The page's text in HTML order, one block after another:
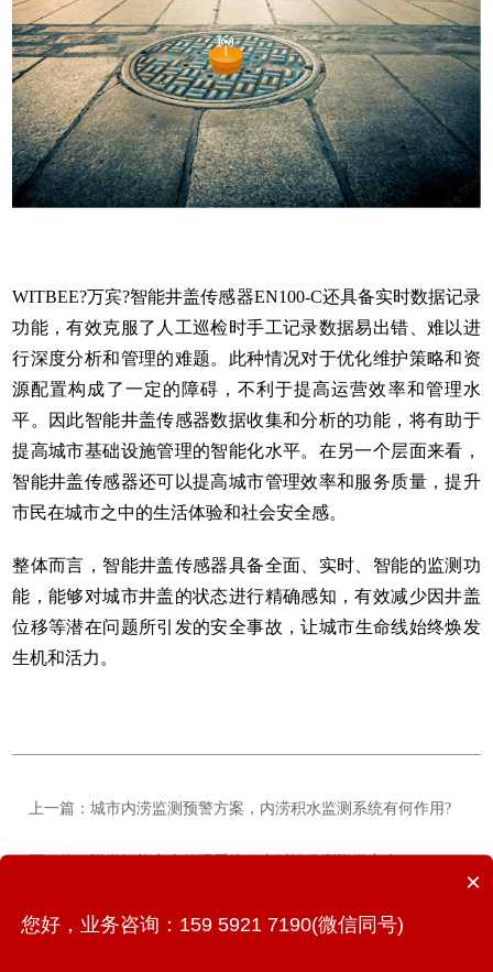
WITBEE?万宾?智能井盖传感器EN100-C还具备实时数据记录
功能，有效克服了人工巡检时手工记录数据易出错、难以进
行深度分析和管理的难题。此种情况对于优化维护策略和资
源配置构成了一定的障碍，不利于提高运营效率和管理水
平。因此智能井盖传感器数据收集和分析的功能，将有助于
提高城市基础设施管理的智能化水平。在另一个层面来看，
智能井盖传感器还可以提高城市管理效率和服务质量，提升
市民在城市之中的生活体验和社会安全感。
整体而言，智能井盖传感器具备全面、实时、智能的监测功
能，能够对城市井盖的状态进行精确感知，有效减少因井盖
位移等潜在问题所引发的安全事故，让城市生命线始终焕发
生机和活力。
上一篇：城市内涝监测预警方案，内涝积水监测系统有何作用?
免费获取产品报价/方案
×
您好，业务咨询：159 5921 7190(微信同号)